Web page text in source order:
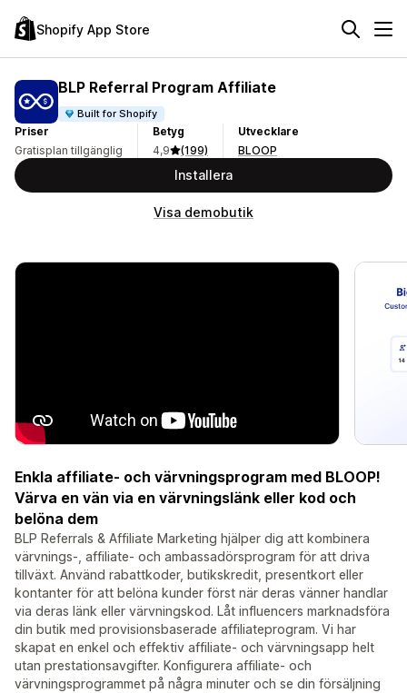
Shopify App Store
BLP Referral Program Affiliate
Built for Shopify
Priser
Gratisplan tillgänglig
Betyg
4,9
(199)
Utvecklare
BLOOP
Installera
Visa demobutik
Enkla affiliate- och värvningsprogram med BLOOP!
Värva en vän via en värvningslänk eller kod och
belöna dem
BLP Referrals & Affiliate Marketing hjälper dig att kombinera
värvnings-, affiliate- och ambassadörsprogram för att driva
tillväxt. Använd rabattkoder, butikskredit, presentkort eller
kontanter för att belöna kunder först när deras vänner handlar
via deras länk eller värvningskod. Låt influencers marknadsföra
din butik med provisionsbaserade affiliateprogram. Vi har
skapat en enkel och effektiv affiliate- och värvningsapp helt
utan prestationsavgifter. Konfigurera affiliate- och
värvningsprogrammet på några minuter och se din försäljning